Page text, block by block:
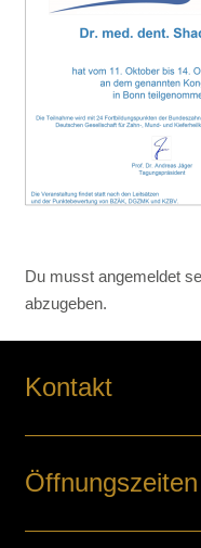
Du musst angemeldet
abzugeben.
Kontakt
Öffnungszeiten